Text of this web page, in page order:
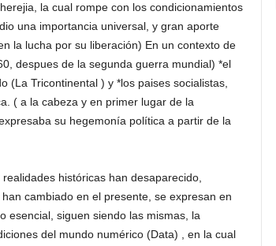
la cual rompe con los condicionamientos
una importancia universal, y gran aporte
la lucha por su liberación) En un contexto de
despues de la segunda guerra mundial) *el
(La Tricontinental ) y *los paises socialistas,
( a la cabeza y en primer lugar de la
su hegemonía política a partir de la
históricas han desaparecido,
cambiado en el presente, se expresan en
esencial, siguen siendo las mismas, la
del mundo numérico (Data) , en la cual